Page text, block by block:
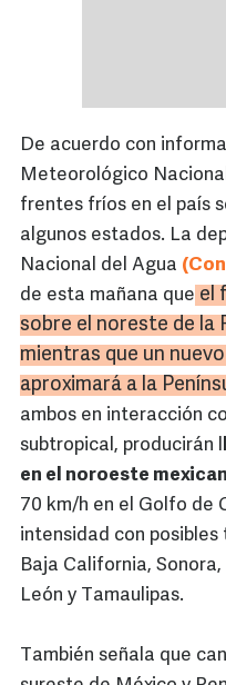
De acuerdo con
Meteorológico
frentes fríos en el país
algunos estados. La
Nacional del Agua
de esta mañana que el
sobre el noreste de la
mientras que un
aproximará a la
ambos en interacción
subtropical, producirán l
en el noroeste
70 km/h en el Golfo de
intensidad con posibles
Baja California,
León y Tamaulipas.
También señala que